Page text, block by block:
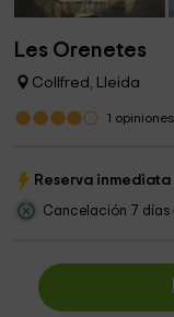
Les Orenetes
Collfred, Lleida
1 opiniones
Reserva inmediata
Cancelación 7 días